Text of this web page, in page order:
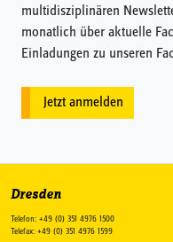
multidisziplinären
monatlich über aktuelle
Einladungen zu unseren
Jetzt anmelden
Dresden
Telefon: +49 (0) 351 4976 1500
Telefax: +49 (0) 351 4976 1599